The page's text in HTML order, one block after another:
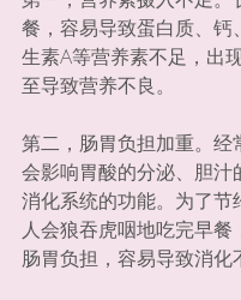
餐，容易导致蛋白质、钙
生素A等营养素不足，出
至导致营养不良。
第二，肠胃负担加重。经
会影响胃酸的分泌、胆汁
消化系统的功能。为了节
人会狼吞虎咽地吃完早餐
肠胃负担，容易导致消化